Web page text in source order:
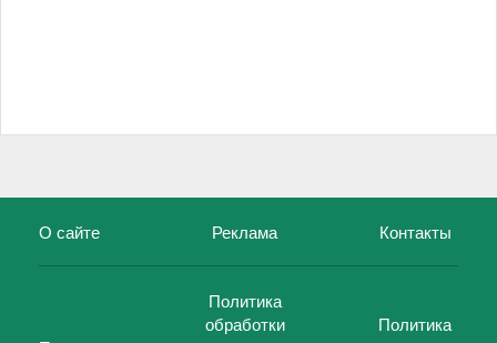
О сайте Реклама Контакты
Политика
обработки
Политика